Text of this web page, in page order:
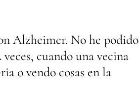
Alzheimer. No he podido
cuando una vecina
o vendo cosas en la